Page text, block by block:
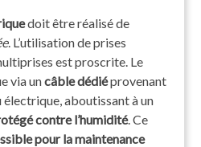
doit être réalisé de
. L’utilisation de prises
est proscrite. Le
via uncâble dédiéprovenant
aboutissant à un
contre l’humidité. Ce
pour la maintenance